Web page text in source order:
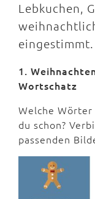
Lebkuchen,
eingestimmt.
1.
Wortschatz
Welche
du schon?
passenden